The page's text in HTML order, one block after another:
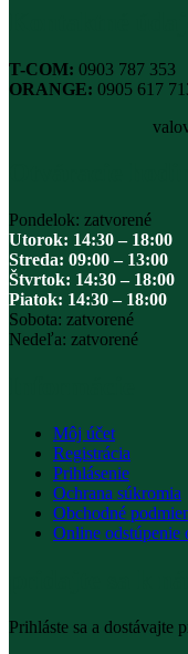
T-COM: 0903 787 353
ORANGE: 0905 617
Pondelok: zatvorené
Utorok: 14:30 – 18:00
Streda: 09:00 – 13:00
Štvrtok: 14:30 – 18:00
Piatok: 14:30 – 18:00
Sobota: zatvorené
Nedeľa: zatvorené
Môj účet
Registrácia
Prihlásenie
Ochrana súkromia
Obchodné
Online odstúpenie
Prihláste sa a dostávajte